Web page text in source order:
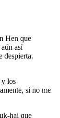
Hen que
así
despierta.
y los
si no me
hai que